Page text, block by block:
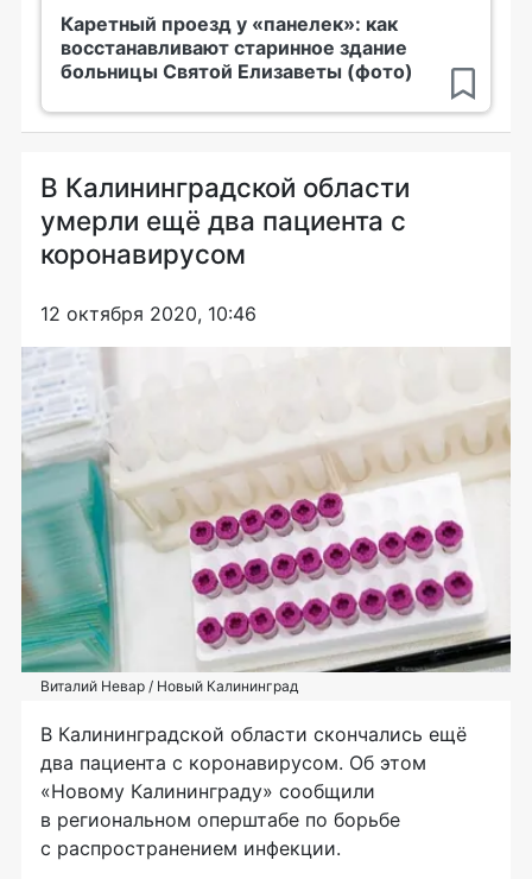
Каретный проезд у «панелек»: как
восстанавливают старинное здание
больницы Святой Елизаветы (фото)
В Калининградской области
умерли ещё два пациента с
коронавирусом
12 октября 2020, 10:46
Виталий Невар / Новый Калининград
В Калининградской области скончались ещё
два пациента с коронавирусом. Об этом
«Новому Калининграду» сообщили
в региональном оперштабе по борьбе
с распространением инфекции.